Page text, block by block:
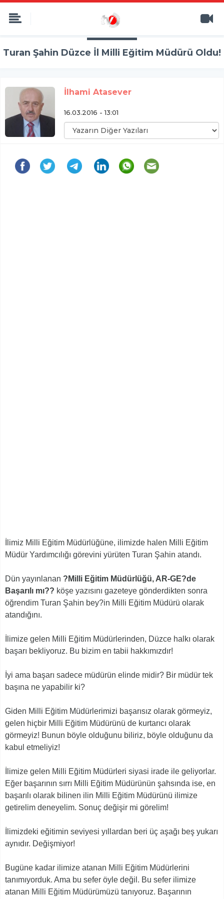
Turan Şahin Düzce İl Milli Eğitim Müdürü Oldu!
İlhami Atasever
16.03.2016 - 13:01
İlimiz Milli Eğitim Müdürlüğüne, ilimizde halen Milli Eğitim
Müdür Yardımcılığı görevini yürüten Turan Şahin atandı.
Dün yayınlanan ?Milli Eğitim Müdürlüğü, AR-GE?de
Başarılı mı?? köşe yazısını gazeteye gönderdikten sonra
öğrendim Turan Şahin bey?in Milli Eğitim Müdürü olarak
atandığını.
İlimize gelen Milli Eğitim Müdürlerinden, Düzce halkı olarak
başarı bekliyoruz. Bu bizim en tabii hakkımızdır!
İyi ama başarı sadece müdürün elinde midir? Bir müdür tek
başına ne yapabilir ki?
Giden Milli Eğitim Müdürlerimizi başarısız olarak görmeyiz,
gelen hiçbir Milli Eğitim Müdürünü de kurtarıcı olarak
görmeyiz! Bunun böyle olduğunu biliriz, böyle olduğunu da
kabul etmeliyiz!
İlimize gelen Milli Eğitim Müdürleri siyasi irade ile geliyorlar.
Eğer başarının sırrı Milli Eğitim Müdürünün şahsında ise, en
başarılı olarak bilinen ilin Milli Eğitim Müdürünü ilimize
getirelim deneyelim. Sonuç değişir mi görelim!
İlimizdeki eğitimin seviyesi yıllardan beri üç aşağı beş yukarı
aynıdır. Değişmiyor!
Bugüne kadar ilimize atanan Milli Eğitim Müdürlerini
tanımıyorduk. Ama bu sefer öyle değil. Bu sefer ilimize
atanan Milli Eğitim Müdürümüzü tanıyoruz. Başarının